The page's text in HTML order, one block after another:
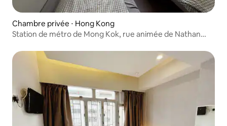
Chambre privée ⋅ Hong Kong
Station de métro de Mong Kok, rue animée de Nathan
confortable pour trois personnes